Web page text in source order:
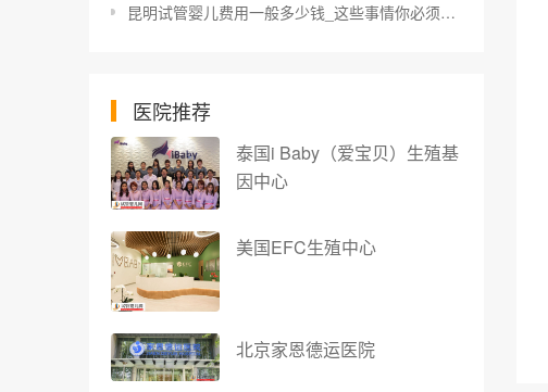
昆明试管婴儿费用一般多少钱_这些事情你必须要知道
医院推荐
泰国i Baby（爱宝贝）生殖基
因中心
美国EFC生殖中心
北京家恩德运医院